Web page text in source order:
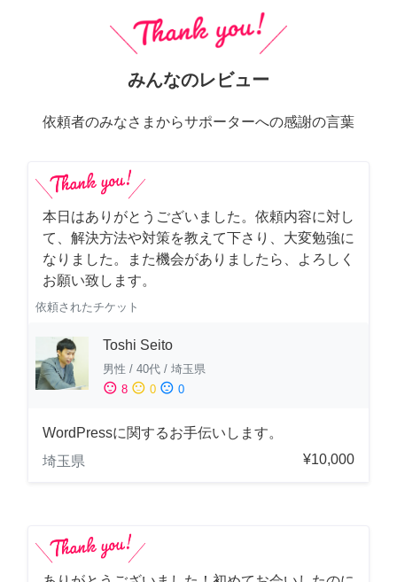
みんなのレビュー
依頼者のみなさまからサポーターへの感謝の言葉
本日はありがとうございました。依頼内容に対し
て、解決方法や対策を教えて下さり、大変勉強に
なりました。また機会がありましたら、よろしく
お願い致します。
依頼されたチケット
Toshi Seito
男性 / 40代 / 埼玉県
sentiment_satisfied 8 sentiment_neutral 0 sentiment_dissatisfied 0
WordPressに関するお手伝いします。
埼玉県
¥10,000